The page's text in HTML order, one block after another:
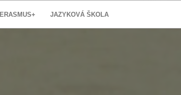
ERASMUS+ JAZYKOVÁ ŠKOLA